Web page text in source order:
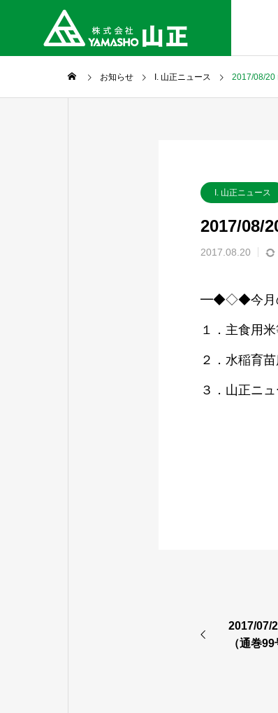
お知らせ I. 山正ニュース 2017/08/20
I. 山正ニュース
2017/08/
2017.08.20
━◆◇◆今月
１．主食用
２．水稲育
３．山正ニ
2017/07/
（通巻99